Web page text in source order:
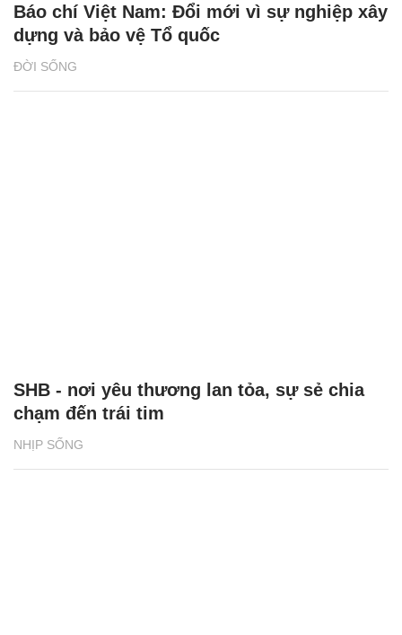
ĐỜI SỐNG
Báo chí Việt Nam: Đổi mới vì sự nghiệp xây
dựng và bảo vệ Tổ quốc
NHỊP SỐNG
SHB - nơi yêu thương lan tỏa, sự sẻ chia
chạm đến trái tim